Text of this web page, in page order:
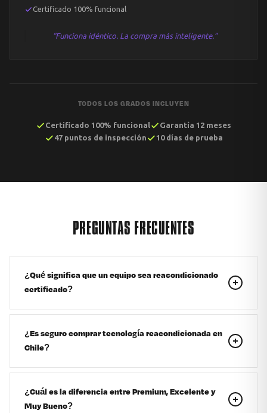
Certificado 100% funcional
“Funciona idéntico. La compra más inteligente.”
TODOS LOS GRADOS INCLUYEN
Certificado 100% funcional
Garantía 12 meses
47 puntos de inspección
10 días de prueba
PREGUNTAS FRECUENTES
¿Qué significa que un equipo sea reacondicionado
certificado?
¿Es seguro comprar tecnología reacondicionada en
Chile?
¿Cuál es la diferencia entre Premium, Excelente y
Muy Bueno?